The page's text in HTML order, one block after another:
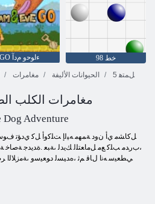
GO ءﺍﻮﺣﻭ ﻡﺩﺁ
خط 98
مغامرات الحيوانات الأليفة 5 ﻞﻤﺘﻫ
مغامرات الكلب
Adventure
،ﺏﺭﺪﻣ ﺐﻠﻛ ﻊﻣ ﻞﻣﺎﻌﺘﻠﻟ ﻚﻳﺪﻟ ،ﺔﺒﻌ .ﺓﺪﻳﺪﺟ ﺔﺻﺎﺧ
ﻲﻄﻌﻴﺳ ﻪﻧﺍ ﻝﺎﻗ ﻢﺛ ،ﻩﺪﻴﺴﻟ ﺩﻮﻌﻴﺳﻭ ،ﺔﻣﺯﻼ ﻟﺍ